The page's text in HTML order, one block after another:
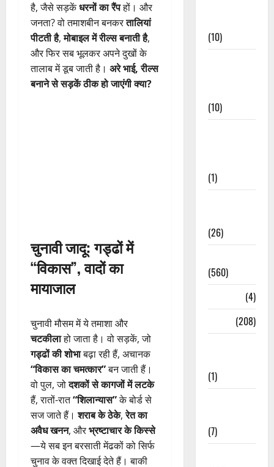
है, जैसे सड़केंधरनों का रैंपहों। और
जनता? वो तमाशबीन बनकरतालियां
पीटती है,मोबाइल में रील्स बनाती है,
और फिर सब भूलकर अपने दुखों के
तालाब में डूब जाती है। अरे भाई, रील्स
बनाने से सड़कें ठीक हो जाएंगी क्या?
चुनावी जादू: गड्ढों में
“विकास”, वादों का
मायाजाल
चुनावी मौसम में ये तमाशा और
चटकीलाहो जाता है। वो सड़कें, जो
गड्ढों की शोभाबढ़ा रही हैं, अचानक
“विकास का चमत्कार”बन जाती हैं।
वो पुल, जोदशकों से कागजों में लटके
हैं, रातों-रात“शिलान्यास”के बोर्ड से
सज जाते हैं।शराब के ठेके,रेत का
अवैध खनन, औरभ्रष्टाचार के किस्से
—ये सब इन बरसाती मेंढकों को सिर्फ
चुनाव के वक्त दिखाई देते हैं। बाकी
(10)
(10)
(1)
(26)
(560)
(4)
(208)
(1)
(7)